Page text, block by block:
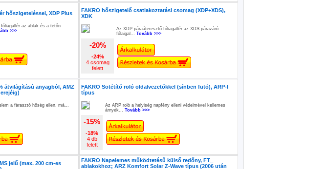
hőszigeteléssel, XDP Plus
az ablak és a tetőn
>>>
FAKRO hőszigetelő csatlakoztatási csomag (XDP+XDS),
XDK
Az XDP páraáteresztő fóliagallér az XDS párazáró
fólaigal... Tovább >>>
-20%
-24%
4 csomag
felett
átvilágítású anyagból, AMZ
a fárasztó hőség ellen, má...
FAKRO Sötétítő roló oldalvezetőkkel (sínben futó), ARP-I
típus
Az ARP roló a helyiség napfény elleni védelmével kellemes
árnyék... Tovább >>>
-15%
-18%
4 db
felett
jelű (max. 200 cm-es
FAKRO Napelemes működtetésű külső redőny, FT_
ablakokhoz; ARZ Komfort Solar Z-Wave típus (2006 után